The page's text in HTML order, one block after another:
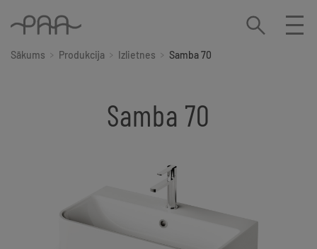
Sākums Produkcija Izlietnes Samba 70
Samba 70